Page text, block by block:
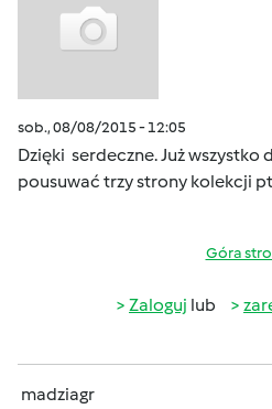
sob., 08/08/2015 - 12:05
Dzięki serdeczne. Już wszystko
pousuwać trzy strony kolekcji
Góra
Zaloguj lub
madziagr